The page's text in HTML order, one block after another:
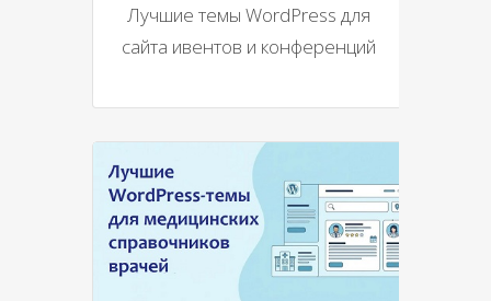
Лучшие темы WordPress для
сайта ивентов и конференций